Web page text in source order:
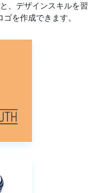
、デザインスキルを習
を作成できます。